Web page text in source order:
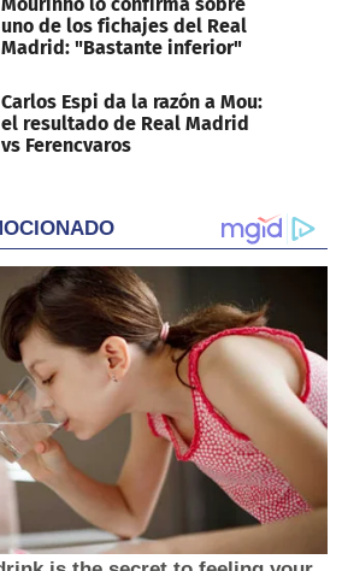
uno de los fichajes del Real
Madrid: "Bastante inferior"
Carlos Espi da la razón a Mou:
el resultado de Real Madrid
vs Ferencvaros